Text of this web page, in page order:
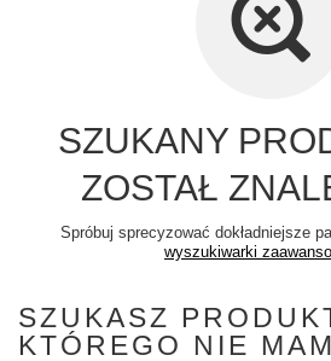
SZUKANY
ZOSTAŁ
Spróbuj sprecyzować dokładniejsze
wyszukiwarki
SZUKASZ
KTÓREGO NIE